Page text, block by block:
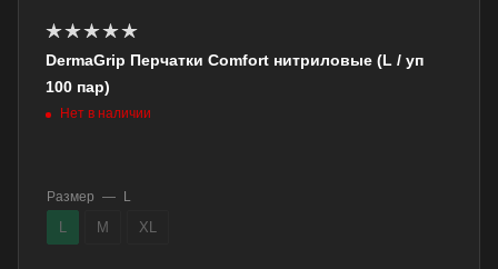
DermaGrip Перчатки Comfort нитриловые (L / уп
100 пар)
Нет в наличии
Размер — L
L M XL